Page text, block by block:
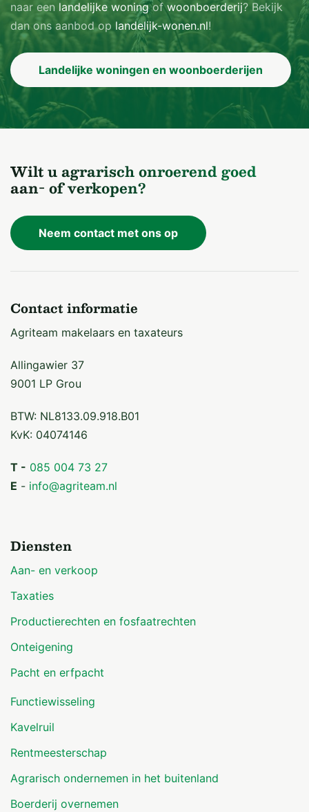
naar een landelijke woningofwoonboerderij? Bekijk
dan ons aanbod op landelijk-wonen.nl!
Landelijke woningen en woonboerderijen
Wilt u agrarisch onroerend goed
aan- of verkopen?
Neem contact met ons op
Contact informatie
Agriteam makelaars en taxateurs
Allingawier 37
9001 LP Grou
BTW: NL8133.09.918.B01
KvK: 04074146
T - 085 004 73 27
E - info@agriteam.nl
Diensten
Aan- en verkoop
Taxaties
Productierechten en fosfaatrechten
Onteigening
Pacht en erfpacht
Functiewisseling
Kavelruil
Rentmeesterschap
Agrarisch ondernemen in het buitenland
Boerderij overnemen